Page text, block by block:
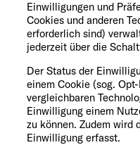
Einwilligungen und
Cookies und anderen
erforderlich sind)
jederzeit über die
Der Status der
einem Cookie (sog.
vergleichbaren
Einwilligung einem
zu können. Zudem wird
Einwilligung erfasst.